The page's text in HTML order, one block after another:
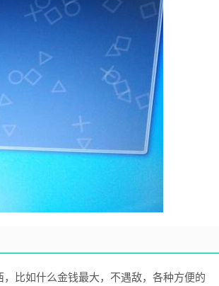
比如什么金钱最大，不遇敌，各种方便的